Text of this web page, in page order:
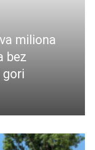
miliona
bez
gori